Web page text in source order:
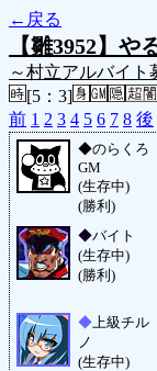
←戻る
【雛3952】
～村立アルバイ
[5：3]
前 1 2 3 4 5 6 7 8 後
◆のらくろ
GM
(生存中)
(勝利)
◆バイト
(生存中)
(勝利)
◆上級チル
ノ
(生存中)